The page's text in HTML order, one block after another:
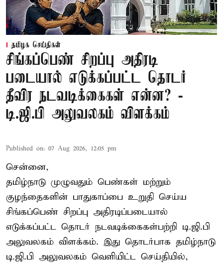
தமிழக செய்திகள்
சிங்கப்பெண் சிறப்பு அதிரடி
படையால் எடுக்கப்பட்ட தொடர்
தீவிர நடவடிக்கைகள் என்ன? -
டி.ஜி.பி அலுவலகம் விளக்கம்
Published on: 07 Aug 2026, 12:05 pm
சென்னை,
தமிழ்நாடு முழுவதும் பெண்கள் மற்றும்
குழந்தைகளின் பாதுகாப்பை உறுதி செய்ய
சிங்கப்பெண் சிறப்பு அதிரடிப்படையால்
எடுக்கப்பட்ட தொடர் நடவடிக்கைகள்பற்றி டி.ஜி.பி
அலுவலகம் விளக்கம். இது தொடர்பாக தமிழ்நாடு
டி.ஜி.பி அலுவலகம் வெளியிட்ட செய்தியில்,